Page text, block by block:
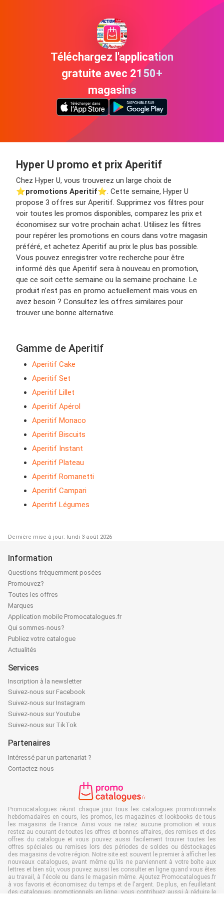
Téléchargez l'application
gratuite avec 2150+
magasins
Hyper U promo et prix Aperitif
Chez Hyper U, vous trouverez un large choix de
⭐️promotions Aperitif⭐️. Cette semaine, Hyper U
propose 3 offres sur Aperitif. Supprimez vos filtres pour
voir toutes les promos disponibles, comparez les prix et
économisez sur votre prochain achat. Utilisez les filtres
pour repérer les promotions en cours dans votre magasin
préféré, et achetez Aperitif au prix le plus bas possible.
Vous pouvez enregistrer votre recherche pour être
informé dès que Aperitif sera à nouveau en promotion,
que ce soit cette semaine ou la semaine prochaine. Le
produit n’est pas en promo actuellement mais vous en
avez besoin ? Consultez les offres similaires pour
trouver une bonne alternative.
Gamme de Aperitif
Aperitif Cake
Aperitif Set
Aperitif Lillet
Aperitif Apérol
Aperitif Monaco
Aperitif Biscuits
Aperitif Instant
Aperitif Plateau
Aperitif Romanetti
Aperitif Campari
Aperitif Légumes
Dernière mise à jour: lundi 3 août 2026
Information
Questions fréquemment posées
Promouvez?
Toutes les offres
Marques
Application mobile Promocatalogues.fr
Qui sommes-nous?
Publiez votre catalogue
Actualités
Services
Inscription à la newsletter
Suivez-nous sur Facebook
Suivez-nous sur Instagram
Suivez-nous sur Youtube
Suivez-nous sur TikTok
Partenaires
Intéressé par un partenariat ?
Contactez-nous
Promocatalogues réunit chaque jour tous les catalogues promotionnels
hebdomadaires en cours, les promos, les magazines et lookbooks de tous
les magasins de France. Ainsi vous ne ratez aucune promotion et vous
restez au courant de toutes les offres et bonnes affaires, des remises et des
offres du catalogue et vous pouvez aussi facilement trouver toutes les
offres spéciales ou remises lors des périodes de soldes ou déstockages
des magasins de votre région. Notre site est souvent le premier à afficher les
nouveaux catalogues, avant même qu'ils ne parviennent à votre boîte aux
lettres et bien sûr, vous pouvez aussi les consulter en ligne quand vous êtes
au travail, à l'école ou dans le magasin même. Ajoutez Promocatalogues.fr
à vos favoris et économisez du temps et de l'argent. De plus, en feuilletant
des catalogues promotionnels en ligne, vous contribuez aussi à réduire le